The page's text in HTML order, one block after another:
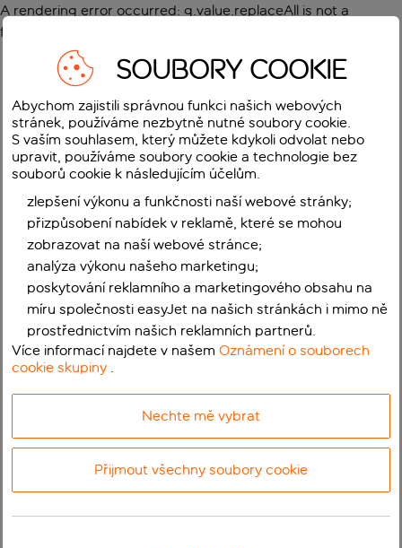
A rendering error occurred: g.value.replaceAll is not a
function
SOUBORY COOKIE
Abychom zajistili správnou funkci našich webových
stránek, používáme nezbytně nutné soubory cookie.
S vaším souhlasem, který můžete kdykoli odvolat nebo
upravit, používáme soubory cookie a technologie bez
souborů cookie k následujícím účelům.
zlepšení výkonu a funkčnosti naší webové stránky;
přizpůsobení nabídek v reklamě, které se mohou
zobrazovat na naší webové stránce;
analýza výkonu našeho marketingu;
poskytování reklamního a marketingového obsahu na
míru společnosti easyJet na našich stránkách i mimo ně
prostřednictvím našich reklamních partnerů.
Více informací najdete v našemOznámení o souborech
cookie skupiny .
Nechte mě vybrat
Přijmout všechny soubory cookie